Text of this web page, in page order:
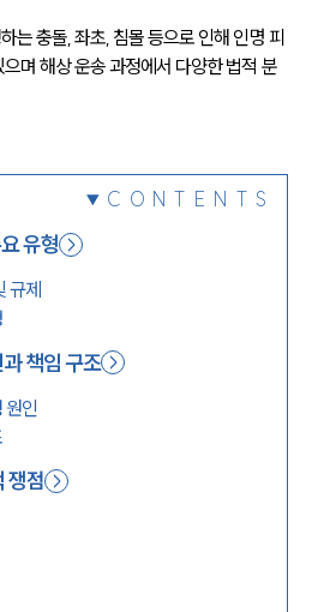
는 충돌, 좌초, 침몰 등으로 인해 인명 피
며 해상 운송 과정에서 다양한 법적 분
CONTENTS
유형
규제
책임 구조
원인
쟁점